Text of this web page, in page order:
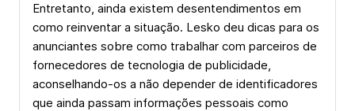
Entretanto, ainda existem desentendimentos em
como reinventar a situação. Lesko deu dicas para os
anunciantes sobre como trabalhar com parceiros de
fornecedores de tecnologia de publicidade,
aconselhando-os a não depender de identificadores
que ainda passam informações pessoais como